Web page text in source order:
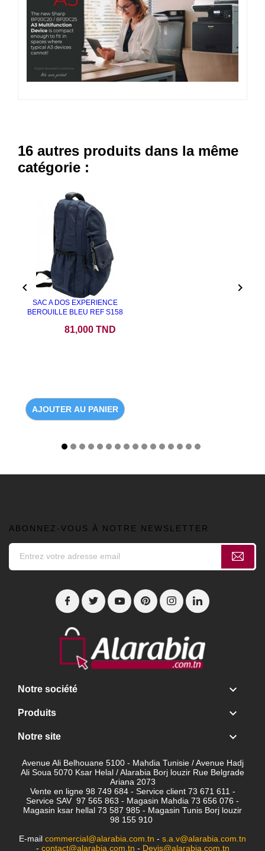
16 autres produits dans la même
catégorie :
SAC A DOS EXPERIENCE
BEROUILLE BLEU REF S158
81,000 TND
AJOUTER AU PANIER
 
ABONNEZ-VOUS À NOTRE NEWSLETTER
Notre société 
Produits 
Notre site 
Avenue Ali Belhouane 5100 - Mahdia Tunisie / Avenue Hadj
Ali Soua 5070 Ksar Helal / Alarabia Borj louzir Rue Belgrade
Ariana 2073
Vente en ligne 98 749 684 - Service client 73 671 611 -
Service SAV 97 565 863 - Magasin Mahdia 73 656 076 -
Magasin ksar hellal 73 587 985 - Magasin Tunis Borj louzir
98 155 910
E-mail commercial@alarabia.com.tn - s.a.v@alarabia.com.tn
- contact@alarabia.com.tn - Devis@alarabia.com.tn